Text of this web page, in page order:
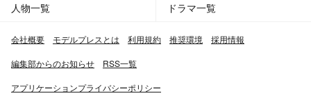
人物一覧 ドラマ一覧
会社概要 モデルプレスとは 利用規約 推奨環境 採用情報
編集部からのお知らせ RSS一覧
アプリケーションプライバシーポリシー